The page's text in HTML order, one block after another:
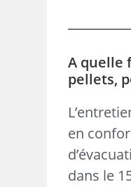
A quelle
pellets,
en
dans le